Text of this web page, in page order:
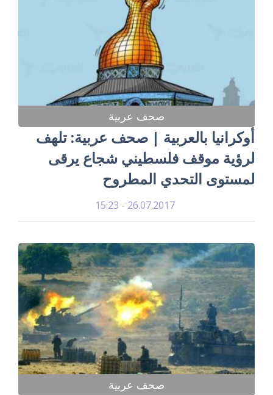
صحف عربية
أوكرانيا بالعربية | صحف عربية: تلهف
لرؤية موقف فلسطيني شجاع يرقى
لمستوى التحدي المطروح
26.07.2017 - 15:23
صحف عربية